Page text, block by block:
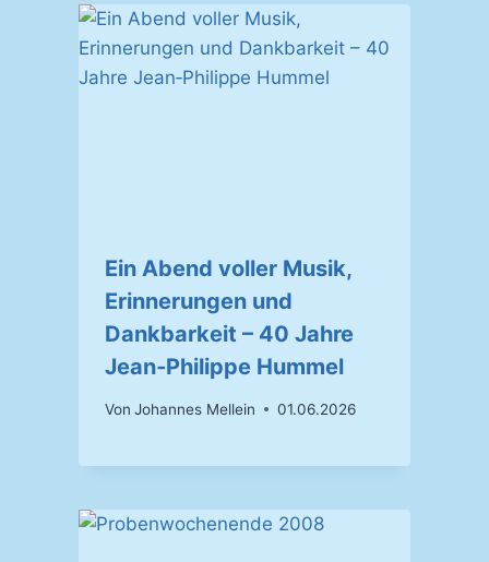
Ein Abend voller Musik,
Erinnerungen und
Dankbarkeit – 40 Jahre
Jean‑Philippe Hummel
Von Johannes Mellein 01.06.2026